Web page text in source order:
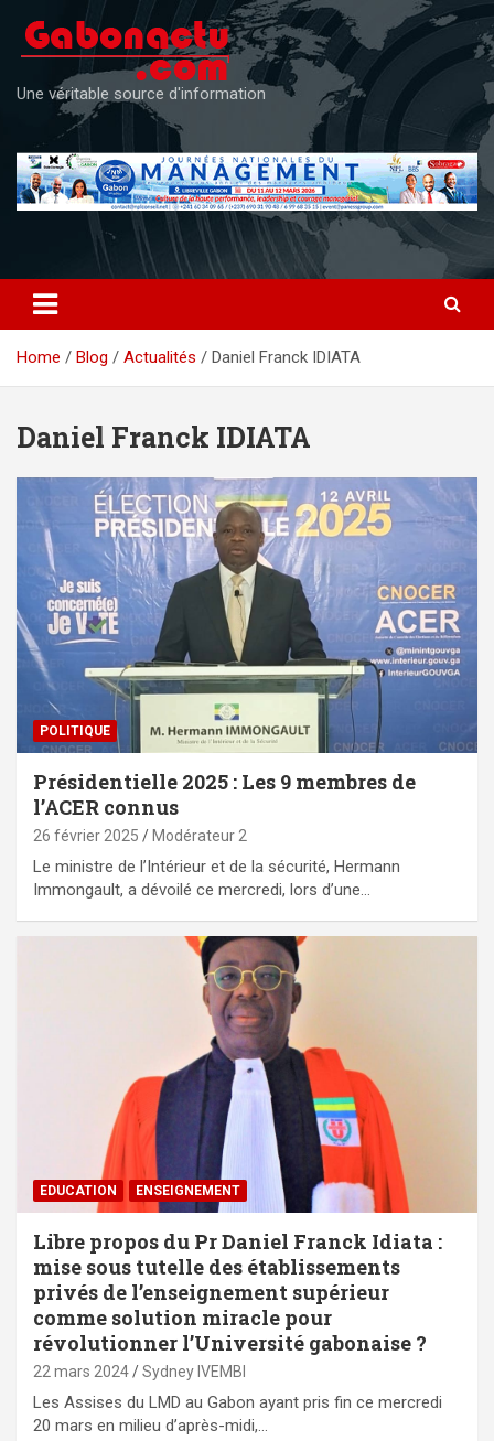
content
Une véritable source d'information
Home Blog Actualités Daniel Franck IDIATA
Daniel Franck IDIATA
POLITIQUE
Présidentielle 2025 : Les 9 membres de
l’ACER connus
26 février 2025 Modérateur 2
Le ministre de l’Intérieur et de la sécurité, Hermann
Immongault, a dévoilé ce mercredi, lors d’une…
EDUCATION ENSEIGNEMENT
Libre propos du Pr Daniel Franck Idiata :
mise sous tutelle des établissements
privés de l’enseignement supérieur
comme solution miracle pour
révolutionner l’Université gabonaise ?
22 mars 2024 Sydney IVEMBI
Les Assises du LMD au Gabon ayant pris fin ce mercredi
20 mars en milieu d’après-midi,…